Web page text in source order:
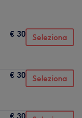
€ 30 Seleziona
€ 30 Seleziona
€ 30